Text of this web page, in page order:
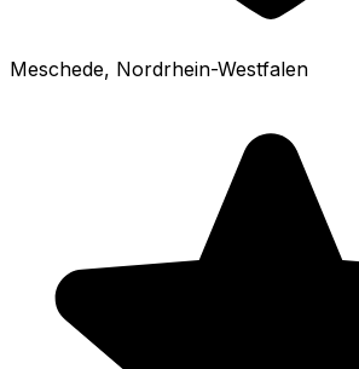
Meschede, Nordrhein-Westfalen